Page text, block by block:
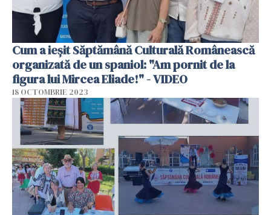
Cum a ieșit Săptămână Culturală Românească
organizată de un spaniol: "Am pornit de la
figura lui Mircea Eliade!" - VIDEO
18 OCTOMBRIE 2023